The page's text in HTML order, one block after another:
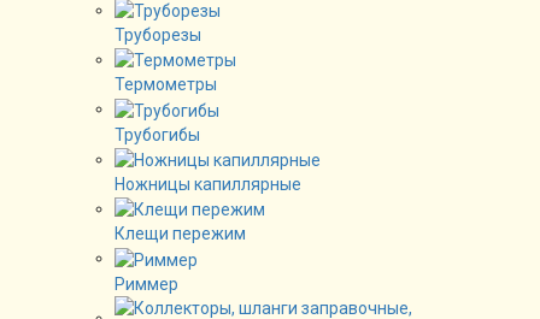
Труборезы
Термометры
Трубогибы
Ножницы капиллярные
Клещи пережим
Риммер